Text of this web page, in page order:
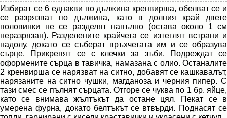
Избират се 6 еднакви по дължина кренвирша, обелват се и
се разрязват по дължина, като в долния край двете
половинки не се разделят напълно (остава около 1 см
неразрязан). Разделените крайчета се изтеглят встрани и
надолу, докато се съберат връхчетата им и се образува
сърце. Прикрепят се с клечки за зъби. Подреждат се
оформените сърца в тавичка, намазана с олио. Останалите
2 кренвирша се нарязват на ситно, добавят се кашкавалът,
нарязаните на ситно чушки, магданоза и черния пипер. С
тази смес се пълнят сърцата. Отгоре се чуква по 1 бр. яйце,
като се внимава жълтъкът да остане цял. Пекат се в
умерена фурна, докато белтъкът се втвърди. Поднасят се